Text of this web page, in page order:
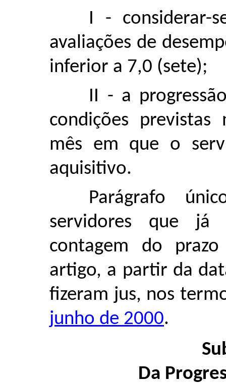
I - considerar-
avaliações de
inferior a 7,0 (sete);
II - a
condições
mês em que o
aquisitivo.
Parágrafo
servidores que já
contagem do
artigo, a partir da
fizeram jus, nos
junho de 2000.
Da